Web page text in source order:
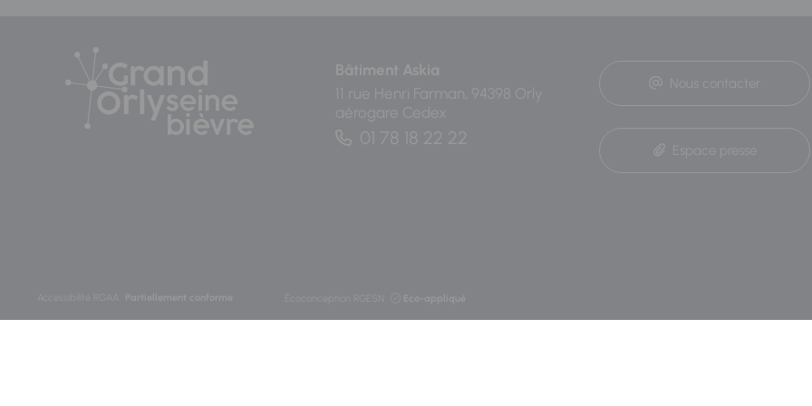
Bâtiment Askia
11 rue Henri Farman, 94398 Orly
aérogare Cedex
01 78 18 22 22
Nous contacter
Espace presse
Partiellement conforme Eco-appliqué